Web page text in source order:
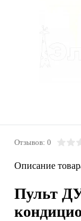
Отзывов: 0
Описание
Пульт